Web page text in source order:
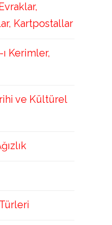
Kartpostallar
ı Kerimler,
ve Kültürel